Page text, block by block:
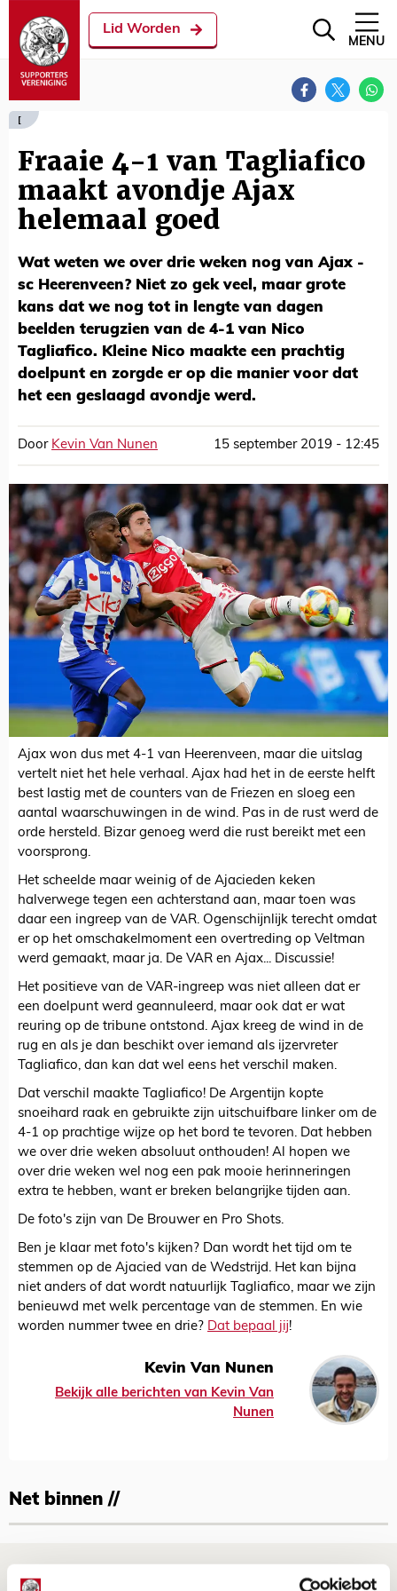
Lid Worden
MENU
[
Fraaie 4-1 van Tagliafico
maakt avondje Ajax
helemaal goed
Wat weten we over drie weken nog van Ajax -
sc Heerenveen? Niet zo gek veel, maar grote
kans dat we nog tot in lengte van dagen
beelden terugzien van de 4-1 van Nico
Tagliafico. Kleine Nico maakte een prachtig
doelpunt en zorgde er op die manier voor dat
het een geslaagd avondje werd.
Door Kevin Van Nunen 15 september 2019 - 12:45
Ajax won dus met 4-1 van Heerenveen, maar die uitslag
vertelt niet het hele verhaal. Ajax had het in de eerste helft
best lastig met de counters van de Friezen en sloeg een
aantal waarschuwingen in de wind. Pas in de rust werd de
orde hersteld. Bizar genoeg werd die rust bereikt met een
voorsprong.
Het scheelde maar weinig of de Ajacieden keken
halverwege tegen een achterstand aan, maar toen was
daar een ingreep van de VAR. Ogenschijnlijk terecht omdat
er op het omschakelmoment een overtreding op Veltman
werd gemaakt, maar ja. De VAR en Ajax... Discussie!
Het positieve van de VAR-ingreep was niet alleen dat er
een doelpunt werd geannuleerd, maar ook dat er wat
reuring op de tribune ontstond. Ajax kreeg de wind in de
rug en als je dan beschikt over iemand als ijzervreter
Tagliafico, dan kan dat wel eens het verschil maken.
Dat verschil maakte Tagliafico! De Argentijn kopte
snoeihard raak en gebruikte zijn uitschuifbare linker om de
4-1 op prachtige wijze op het bord te tevoren. Dat hebben
we over drie weken absoluut onthouden! Al hopen we
over drie weken wel nog een pak mooie herinneringen
extra te hebben, want er breken belangrijke tijden aan.
De foto's zijn van De Brouwer en Pro Shots.
Ben je klaar met foto's kijken? Dan wordt het tijd om te
stemmen op de Ajacied van de Wedstrijd. Het kan bijna
niet anders of dat wordt natuurlijk Tagliafico, maar we zijn
benieuwd met welk percentage van de stemmen. En wie
worden nummer twee en drie? Dat bepaal jij!
Kevin Van Nunen
Bekijk alle berichten van Kevin Van
Nunen
Net binnen //
Drie dingen die je moet weten over PEC